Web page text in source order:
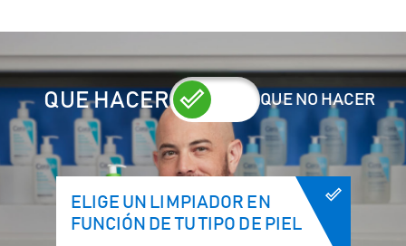
QUE HACER QUE NO HACER
ELIGE UN LIMPIADOR EN
FUNCIÓN DE TU TIPO DE PIEL